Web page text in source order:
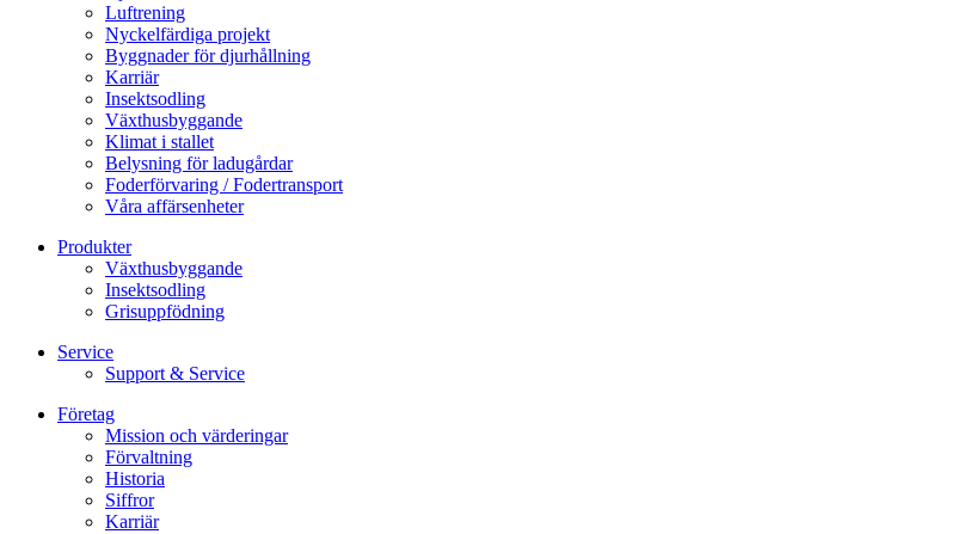
Luftrening
Nyckelfärdiga projekt
Byggnader för djurhållning
Karriär
Insektsodling
Växthusbyggande
Klimat i stallet
Belysning för ladugårdar
Foderförvaring / Fodertransport
Våra affärsenheter
Produkter
Växthusbyggande
Insektsodling
Grisuppfödning
Service
Support & Service
Företag
Mission och värderingar
Förvaltning
Historia
Siffror
Karriär